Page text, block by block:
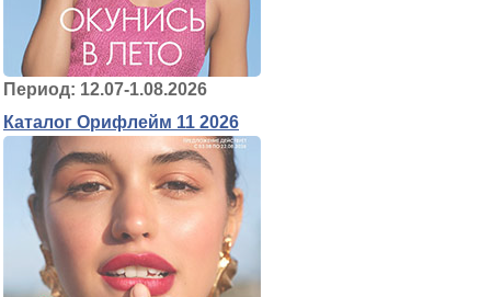
Период: 12.07-1.08.2026
Каталог Орифлейм 11 2026